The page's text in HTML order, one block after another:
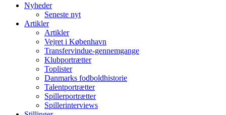
лучшие займы
Nyheder
Seneste nyt
Artikler
Artikler
Vejret i København
Transfervindue-gennemgange
Klubportrætter
Toplister
Danmarks fodboldhistorie
Talentportrætter
Spillerportrætter
Spillerinterviews